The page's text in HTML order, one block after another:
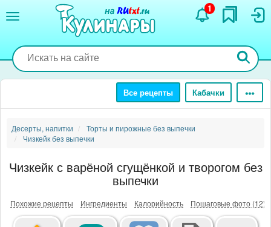
содержанию
1
Все рецепты Кабачки
Десерты, напитки
Торты и пирожные без выпечки
Чизкейк без выпечки
Чизкейк с варёной сгущёнкой и творогом без
выпечки
Похожие рецепты Ингредиенты Калорийность Пошаговые фото (12)